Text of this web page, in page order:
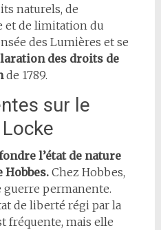
naturels, de
et de limitation du
des Lumières et se
des droits de
de 1789.
sur le
l’état de nature
Hobbes.Chez Hobbes,
guerre permanente.
de liberté régi par la
fréquente, mais elle